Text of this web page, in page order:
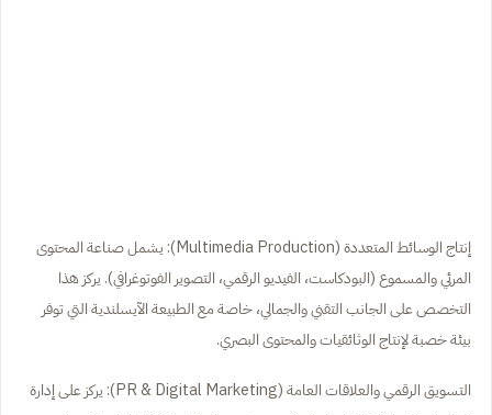
إنتاج الوسائط المتعددة (Multimedia Production): يشمل صناعة المحتوى
المرئي والمسموع (البودكاست، الفيديو الرقمي، التصوير الفوتوغرافي). يركز هذا
التخصص على الجانب التقني والجمالي، خاصة مع الطبيعة الآيسلندية التي توفر
بيئة خصبة لإنتاج الوثائقيات والمحتوى البصري.
التسويق الرقمي والعلاقات العامة (PR & Digital Marketing): يركز على إدارة